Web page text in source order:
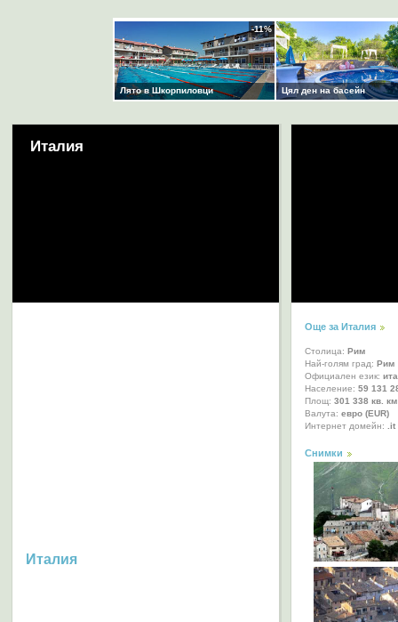
Италия
Италия
Още за Италия
Столица: Рим
Най-голям град: Рим
Официален език:
Население: 59 131
Площ: 301 338 кв. км
Валута: евро (EUR)
Интернет домейн: .it
Снимки